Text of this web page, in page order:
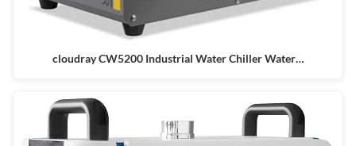
cloudray CW5200 Industrial Water Chiller Water…